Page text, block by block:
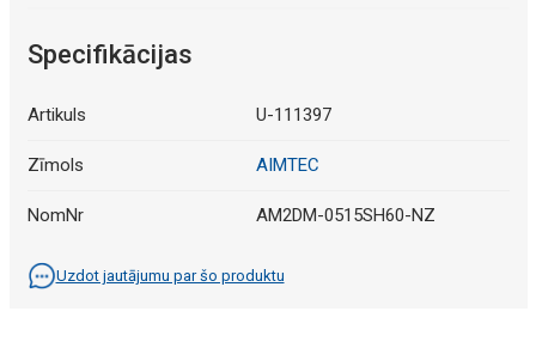
Specifikācijas
Artikuls U-111397
Zīmols AIMTEC
NomNr AM2DM-0515SH60-NZ
Uzdot jautājumu par šo produktu